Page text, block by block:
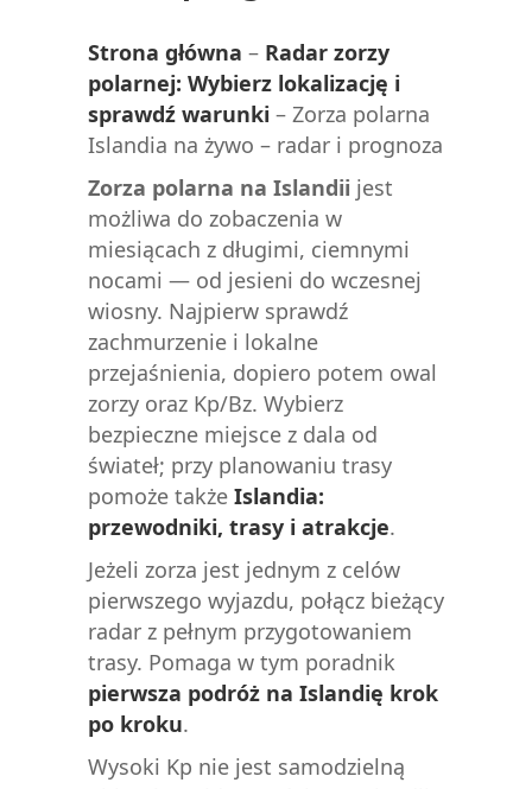
Strona główna – Radar zorzy
polarnej: Wybierz lokalizację i
sprawdź warunki – Zorza polarna
Islandia na żywo – radar i prognoza
Zorza polarna na Islandii jest
możliwa do zobaczenia w
miesiącach z długimi, ciemnymi
nocami — od jesieni do wczesnej
wiosny. Najpierw sprawdź
zachmurzenie i lokalne
przejaśnienia, dopiero potem owal
zorzy oraz Kp/Bz. Wybierz
bezpieczne miejsce z dala od
świateł; przy planowaniu trasy
pomoże także Islandia:
przewodniki, trasy i atrakcje.
Jeżeli zorza jest jednym z celów
pierwszego wyjazdu, połącz bieżący
radar z pełnym przygotowaniem
trasy. Pomaga w tym poradnik
pierwsza podróż na Islandię krok
po kroku.
Wysoki Kp nie jest samodzielną